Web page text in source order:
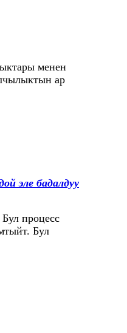
менен
ар
эле бадалдуу
процесс
Бул